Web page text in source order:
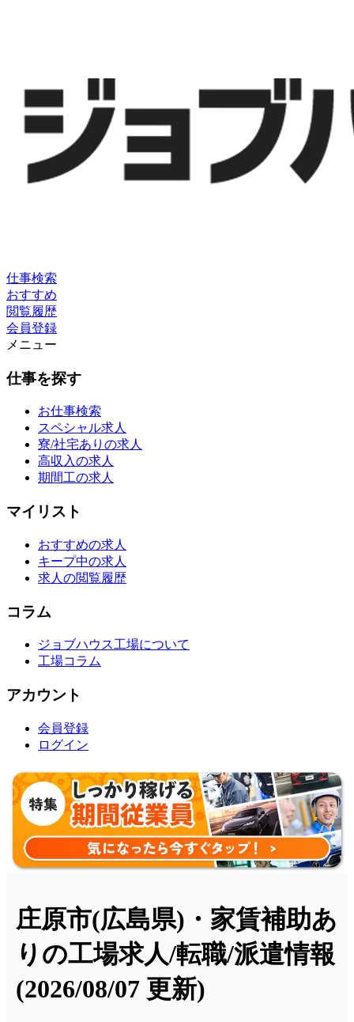
仕事検索
おすすめ
閲覧履歴
会員登録
メニュー
仕事を探す
お仕事検索
スペシャル求人
寮/社宅ありの求人
高収入の求人
期間工の求人
マイリスト
おすすめの求人
キープ中の求人
求人の閲覧履歴
コラム
ジョブハウス工場について
工場コラム
アカウント
会員登録
ログイン
庄原市(広島県)・家賃補助あ
りの工場求人/転職/派遣情報
(2026/08/07 更新)